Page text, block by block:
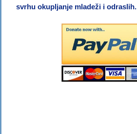
svrhu okupljanje mladeži i odraslih.